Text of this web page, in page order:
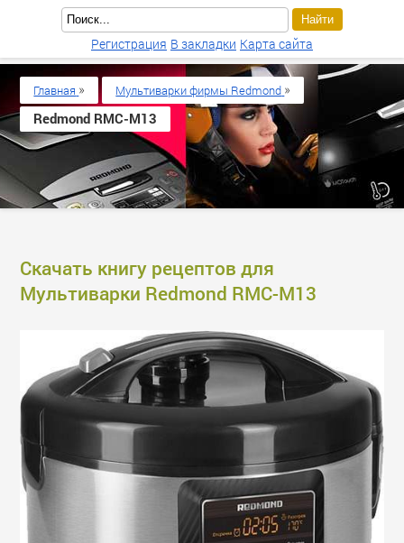
Скачать книгу рецептов для
Мультиварки Redmond RMC-M13
Главная » Мультиварки фирмы Redmond »
Redmond RMC-M13
Регистрация В закладки Карта сайта